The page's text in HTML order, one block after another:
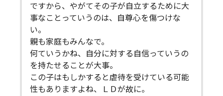
ですから、やがてその子が自立するために大
事なことっていうのは、自尊心を傷つけな
い。
親も家庭もみんなで。
何ていうかね、自分に対する自信っていうの
を持たせることが大事。
この子はもしかすると虐待を受けている可能
性もありますよね、ＬＤが故に。